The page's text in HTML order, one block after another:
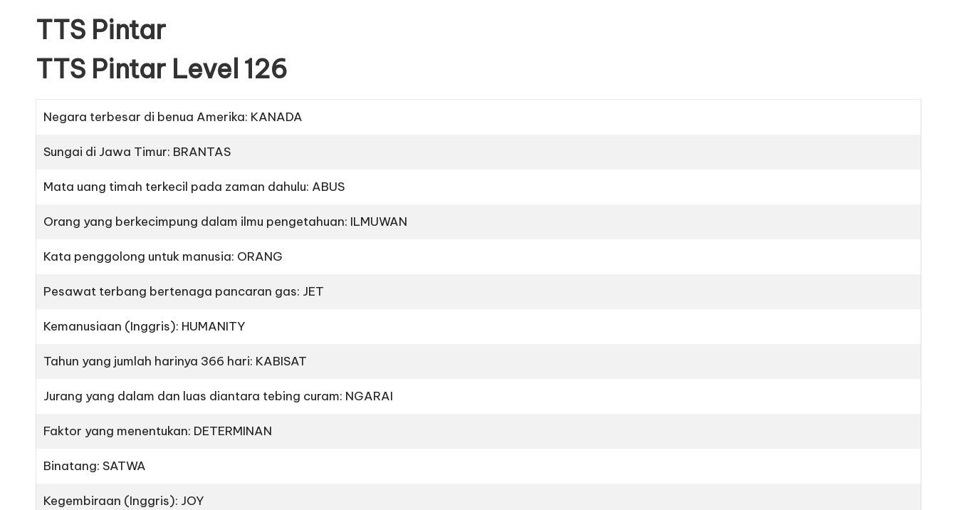
TTS Pintar
TTS Pintar Level 126
Negara terbesar di benua Amerika: KANADA
Sungai di Jawa Timur: BRANTAS
Mata uang timah terkecil pada zaman dahulu: ABUS
Orang yang berkecimpung dalam ilmu pengetahuan: ILMUWAN
Kata penggolong untuk manusia: ORANG
Pesawat terbang bertenaga pancaran gas: JET
Kemanusiaan (Inggris): HUMANITY
Tahun yang jumlah harinya 366 hari: KABISAT
Jurang yang dalam dan luas diantara tebing curam: NGARAI
Faktor yang menentukan: DETERMINAN
Binatang: SATWA
Kegembiraan (Inggris): JOY